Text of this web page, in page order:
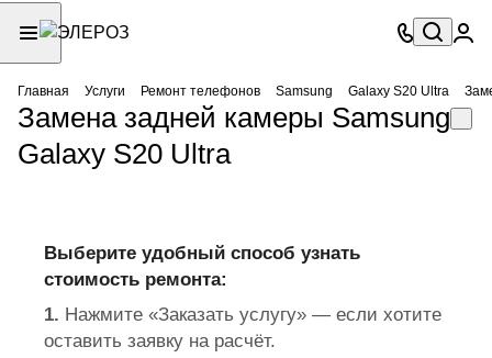
Главная Услуги Ремонт телефонов Samsung Galaxy S20 Ultra
Замена задней камеры Samsung
Galaxy S20 Ultra
Выберите удобный способ узнать
стоимость ремонта:
1. Нажмите «Заказать услугу» — если хотите
оставить заявку на расчёт.